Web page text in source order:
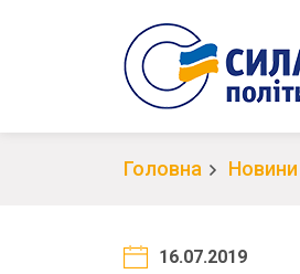
Головна Новини
16.07.2019